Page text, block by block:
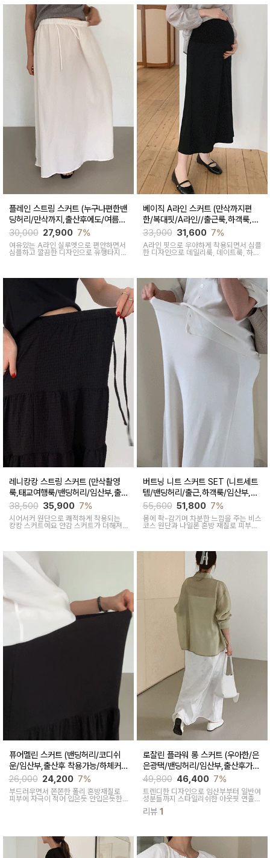
플레인 스트링 스커트 (누구나편한밴
딩허리/만삭까지,출산후에도/여름간
절기)
30,000 27,900 7%
여유있는 A라인 실루엣으로 편안하면서
심플하고 깔끔한 디자인으로 유행타지않
베이직 A라인 스커트 (만삭까지편
한/복대핏/A라인//출근룩,하객룩,격
식룩)
33,900 31,600 7%
A라인 핏으로 우아하게 착용되면서 심플
한 디자인으로 데일리룩, 데이트룩, 하객
레니캉캉 스트링 스커트 (만삭촬영
룩,태교여행룩/밴딩허리/임산부,출
산후 착용가능)
38,500 35,900 7%
시어서커 원단으로 쾌적하게 착용되는
캉캉 스커트예요 안감 스커트가 더해져
버트닝 니트 스커트 SET (니트세트
템/밴딩허리/출근,하객룩/임산부,출
산후 착용가능)
55,600 51,800 7%
몸에 촥-감기며 차분한 느낌을 주는 비스
코스 원단과 나일론 혼방 재질로 피부에
퓨어멜린 스커트 (밴딩허리/코디쉬
운/임산부,출산후 착용가능/하체커
버)
26,000 24,200 7%
부드러우면서 쫀쫀한 폴리 혼방재질로
피부에 자극이 적어 입은듯 안입은듯한
로잘린 플라워 롱 스커트 (우아한/은
은광택/밴딩허리/임산부,출산후가
능)
49,800 46,400 7%
트렌디한 디자인으로 임산부부터 일반여
성분들까지 스타일리쉬한 아웃핏 연출해
주며 섬세하게 들어간 플라워 자수패턴
과 우아한 광택감이 세련된 롱스커트
리뷰 1